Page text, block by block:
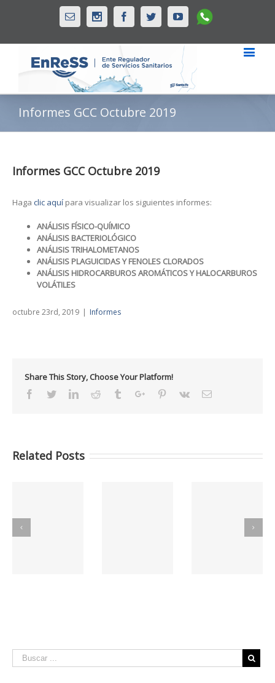
Email InstagramFacebookTwitterYoutubeWhatsapp
Informes GCC Octubre 2019
Informes GCC Octubre 2019
Haga clic aquí para visualizar los siguientes informes:
ANÁLISIS FÍSICO-QUÍMICO
ANÁLISIS BACTERIOLÓGICO
ANÁLISIS TRIHALOMETANOS
ANÁLISIS PLAGUICIDAS Y FENOLES CLORADOS
ANÁLISIS HIDROCARBUROS AROMÁTICOS Y HALOCARBUROS
VOLÁTILES
octubre 23rd, 2019 | Informes
Share This Story, Choose Your Platform!
Facebook
TwitterLinkedinReddit TumblrGoogle+Pinterest
Vk Email
Related Posts
Informes GCC